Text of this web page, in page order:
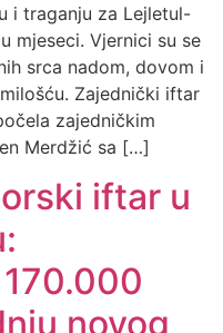
i traganju za Lejletul-
mjeseci. Vjernici su se
srca nadom, dovom i
Zajednički iftar
zajedničkim
Merdžić sa […]
iftar u
novog